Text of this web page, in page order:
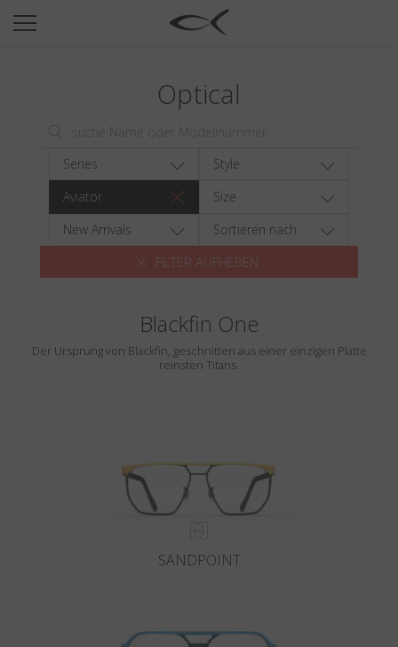
SUN
TITANIUM
NEWSROOM
Search
Optical
Series
Style
Aviator
Size
New Arrivals
Sortieren nach
FILTER AUFHEBEN
Blackfin One
Der Ursprung von Blackfin, geschnitten aus einer einzigen Platte
reinsten Titans.
SANDPOINT